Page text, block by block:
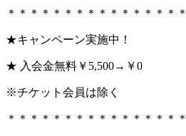
＊＊＊＊＊＊＊＊＊＊＊＊＊＊＊
★キャンペーン実施中！
★ 入会金無料￥5,500→￥0
※チケット会員は除く
＊＊＊＊＊＊＊＊＊＊＊＊＊＊＊